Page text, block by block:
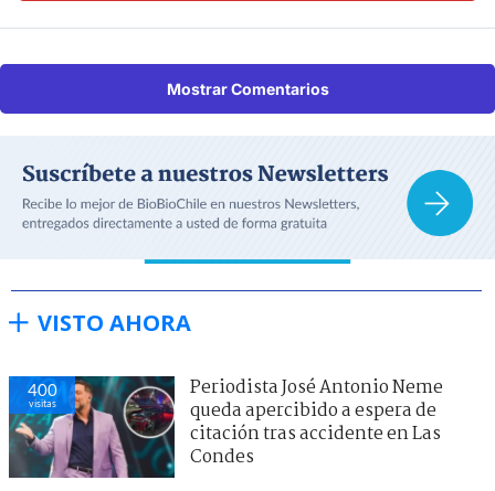
Mostrar Comentarios
VISTO AHORA
400
visitas
Periodista José Antonio Neme
queda apercibido a espera de
citación tras accidente en Las
Condes